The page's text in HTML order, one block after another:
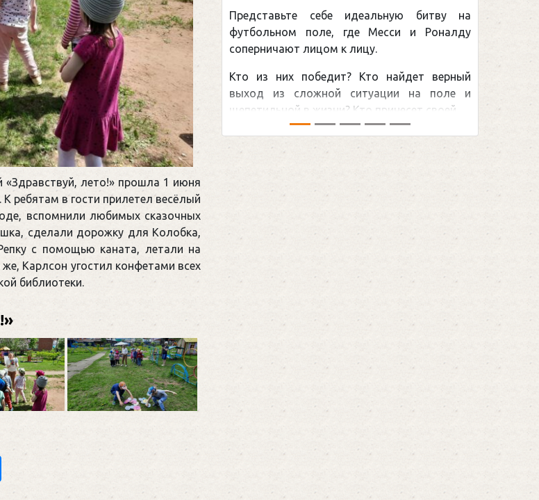
лето!» прошла 1 июня
ребятам в гости прилетел весёлый
вспомнили любимых сказочных
сделали дорожку для Колобка,
с помощью каната, летали на
Карлсон угостил конфетами всех
библиотеки.
Представьте себе идеальную битву на
футбольном поле, где Месси и Роналду
соперничают лицом к лицу.
Кто из них победит? Кто найдет верный
выход из сложной ситуации на поле и
щепетильной в жизни? Кто принесет своей ...
снайперским
принадлежит
Гретцки, — едва ли не
хоккейная тема
сезоном Национальной